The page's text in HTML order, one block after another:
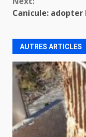
Canicule: adopter
AUTRES ARTICLES